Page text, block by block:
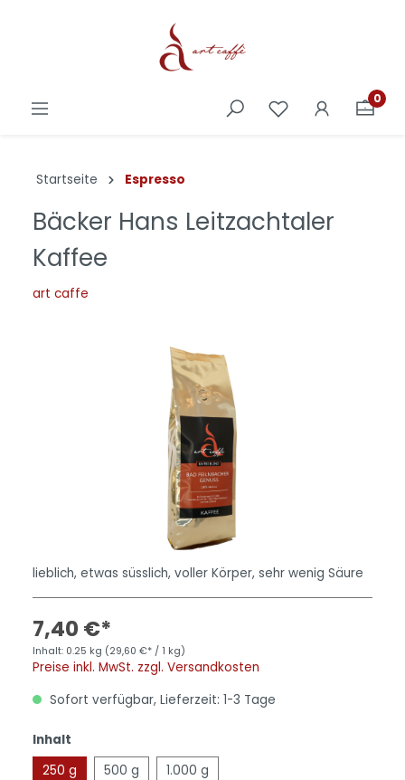
0
Startseite Espresso
Bäcker Hans Leitzachtaler
Kaffee
art caffe
lieblich, etwas süsslich, voller Körper, sehr wenig Säure
7,40 €*
Inhalt: 0.25 kg (29,60 €* / 1 kg)
Preise inkl. MwSt. zzgl. Versandkosten
Sofort verfügbar, Lieferzeit: 1-3 Tage
Inhalt
250 g
500 g 1.000 g